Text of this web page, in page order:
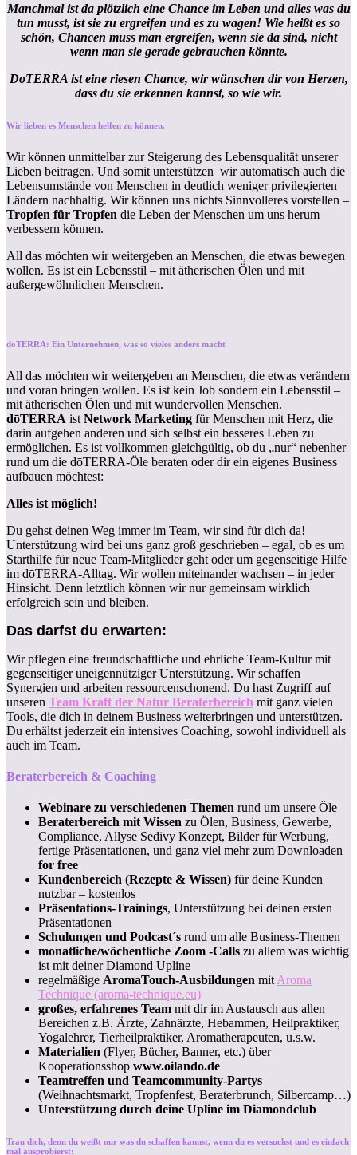
Manchmal ist da plötzlich eine Chance im Leben und alles was du
tun musst, ist sie zu ergreifen und es zu wagen! Wie heißt es so
schön, Chancen muss man ergreifen, wenn sie da sind, nicht
wenn man sie gerade gebrauchen könnte.
DoTERRA ist eine riesen Chance, wir wünschen dir von Herzen,
dass du sie erkennen kannst, so wie wir.
Wir lieben es Menschen helfen zu können.
Wir können unmittelbar zur Steigerung des Lebensqualität unserer
Lieben beitragen. Und somit unterstützen wir automatisch auch die
Lebensumstände von Menschen in deutlich weniger privilegierten
Ländern nachhaltig. Wir können uns nichts Sinnvolleres vorstellen –
Tropfen für Tropfen die Leben der Menschen um uns herum
verbessern können.
All das möchten wir weitergeben an Menschen, die etwas bewegen
wollen. Es ist ein Lebensstil – mit ätherischen Ölen und mit
außergewöhnlichen Menschen.
doTERRA: Ein Unternehmen, was so vieles anders macht
All das möchten wir weitergeben an Menschen, die etwas verändern
und voran bringen wollen. Es ist kein Job sondern ein Lebensstil –
mit ätherischen Ölen und mit wundervollen Menschen.
dōTERRA ist Network Marketing für Menschen mit Herz, die
darin aufgehen anderen und sich selbst ein besseres Leben zu
ermöglichen. Es ist vollkommen gleichgültig, ob du „nur“ nebenher
rund um die dōTERRA-Öle beraten oder dir ein eigenes Business
aufbauen möchtest:
Alles ist möglich!
Du gehst deinen Weg immer im Team, wir sind für dich da!
Unterstützung wird bei uns ganz groß geschrieben – egal, ob es um
Starthilfe für neue Team-Mitglieder geht oder um gegenseitige Hilfe
im dōTERRA-Alltag. Wir wollen miteinander wachsen – in jeder
Hinsicht. Denn letztlich können wir nur gemeinsam wirklich
erfolgreich sein und bleiben.
Das darfst du erwarten:
Wir pflegen eine freundschaftliche und ehrliche Team-Kultur mit
gegenseitiger uneigennütziger Unterstützung. Wir schaffen
Synergien und arbeiten ressourcenschonend. Du hast Zugriff auf
unseren Team Kraft der Natur Beraterbereich mit ganz vielen
Tools, die dich in deinem Business weiterbringen und unterstützen.
Du erhältst jederzeit ein intensives Coaching, sowohl individuell als
auch im Team.
Beraterbereich & Coaching
Webinare zu verschiedenen Themen rund um unsere Öle
Beraterbereich mit Wissen zu Ölen, Business, Gewerbe,
Compliance, Allyse Sedivy Konzept, Bilder für Werbung,
fertige Präsentationen, und ganz viel mehr zum Downloaden
for free
Kundenbereich (Rezepte & Wissen) für deine Kunden
nutzbar – kostenlos
Präsentations-Trainings, Unterstützung bei deinen ersten
Präsentationen
Schulungen und Podcast´s rund um alle Business-Themen
monatliche/wöchentliche Zoom -Calls zu allem was wichtig
ist mit deiner Diamond Upline
regelmäßige AromaTouch-Ausbildungen mit Aroma
Technique (aroma-technique.eu)
großes, erfahrenes Team mit dir im Austausch aus allen
Bereichen z.B. Ärzte, Zahnärzte, Hebammen, Heilpraktiker,
Yogalehrer, Tierheilpraktiker, Aromatherapeuten, u.s.w.
Materialien (Flyer, Bücher, Banner, etc.) über
Kooperationsshop www.oilando.de
Teamtreffen und Teamcommunity-Partys
(Weihnachtsmarkt, Tropfenfest, Beraterbrunch, Silbercamp…)
Unterstützung durch deine Upline im Diamondclub
Trau dich, denn du weißt nur was du schaffen kannst, wenn du es versuchst und es einfach
mal ausprobierst: